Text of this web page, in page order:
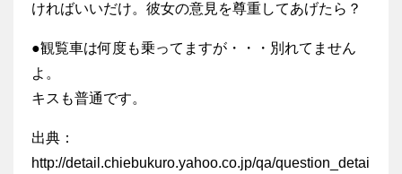
ければいいだけ。彼女の意見を尊重してあげたら？
●観覧車は何度も乗ってますが・・・別れてません
よ。
キスも普通です。
出典：
http://detail.chiebukuro.yahoo.co.jp/qa/question_detai